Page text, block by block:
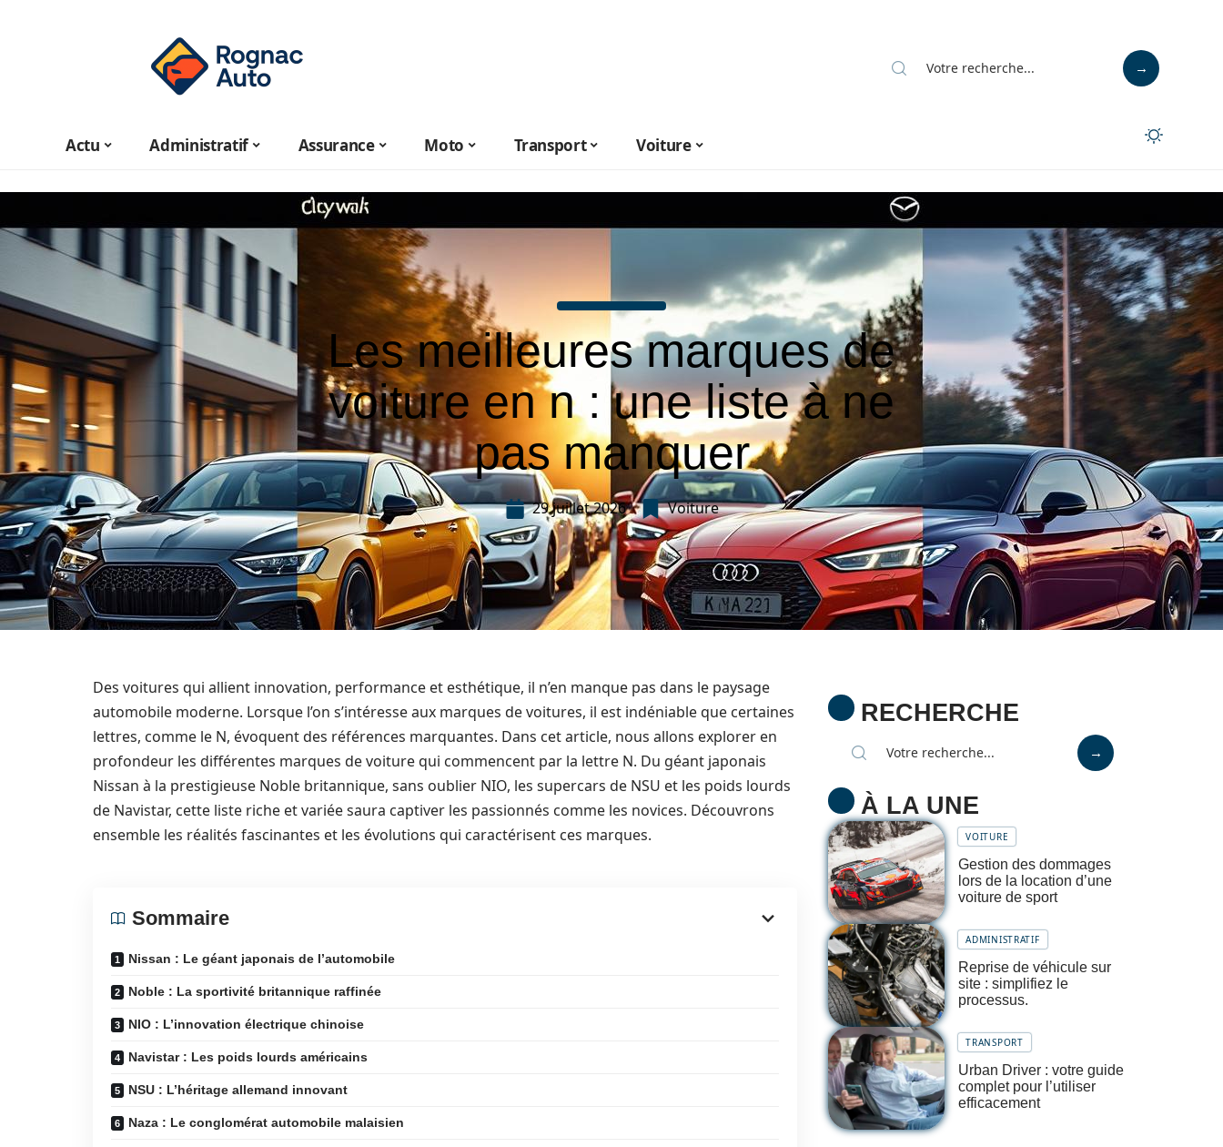
Actu Administratif Assurance Moto Transport Voiture
Les meilleures marques de
voiture en n : une liste à ne
pas manquer
29 juillet 2026 Voiture
Des voitures qui allient innovation, performance et esthétique, il n’en manque pas dans le paysage
automobile moderne. Lorsque l’on s’intéresse aux marques de voitures, il est indéniable que certaines
lettres, comme le N, évoquent des références marquantes. Dans cet article, nous allons explorer en
profondeur les différentes marques de voiture qui commencent par la lettre N. Du géant japonais
Nissan à la prestigieuse Noble britannique, sans oublier NIO, les supercars de NSU et les poids lourds
de Navistar, cette liste riche et variée saura captiver les passionnés comme les novices. Découvrons
ensemble les réalités fascinantes et les évolutions qui caractérisent ces marques.
Sommaire
Nissan : Le géant japonais de l’automobile
Noble : La sportivité britannique raffinée
NIO : L’innovation électrique chinoise
Navistar : Les poids lourds américains
NSU : L’héritage allemand innovant
Naza : Le conglomérat automobile malaisien
RECHERCHE
À LA UNE
VOITURE
Gestion des dommages
lors de la location d’une
voiture de sport
ADMINISTRATIF
Reprise de véhicule sur
site : simplifiez le
processus.
TRANSPORT
Urban Driver : votre guide
complet pour l’utiliser
efficacement